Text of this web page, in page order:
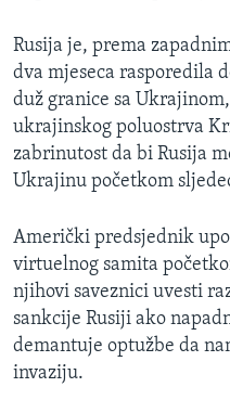
Rusija je, prema
dva mjeseca rasporedila
duž granice sa
ukrajinskog poluostrva
zabrinutost da bi Rusija
Ukrajinu početkom
Američki predsjednik
virtuelnog samita
njihovi saveznici uvesti
sankcije Rusiji ako
demantuje optužbe da
invaziju.